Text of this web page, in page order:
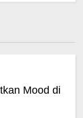
Mood di